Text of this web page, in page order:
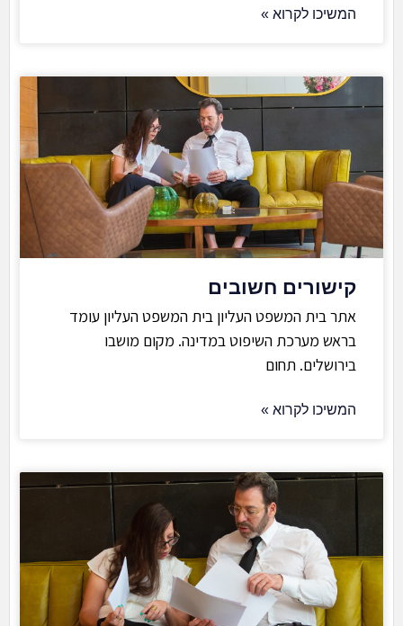
המשיכו לקרוא »
קישורים חשובים
אתר בית המשפט העליון בית המשפט העליון עומד
בראש מערכת השיפוט במדינה. מקום מושבו
בירושלים. תחום
המשיכו לקרוא »